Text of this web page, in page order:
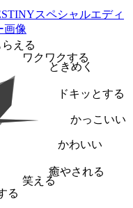
える
ワクワクする
ときめく
ドキッとする
かっこいい
かわいい
癒やされる
笑える
る